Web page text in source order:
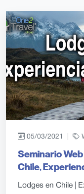
05/03/2021 |
Seminario
Chile,
Lodges en Chile |